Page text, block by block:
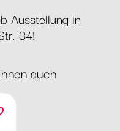
Ausstellung in
34!
auch